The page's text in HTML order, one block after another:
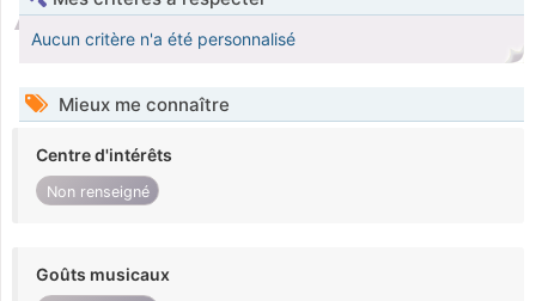
Aucun critère n'a été personnalisé
Mieux me connaître
Centre d'intérêts
Non renseigné
Goûts musicaux